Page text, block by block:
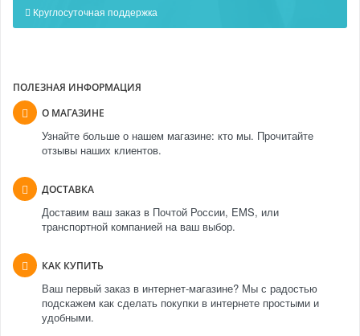
Круглосуточная поддержка
ПОЛЕЗНАЯ ИНФОРМАЦИЯ
О МАГАЗИНЕ
Узнайте больше о нашем магазине: кто мы. Прочитайте
отзывы наших клиентов.
ДОСТАВКА
Доставим ваш заказ в Почтой России, EMS, или
транспортной компанией на ваш выбор.
КАК КУПИТЬ
Ваш первый заказ в интернет-магазине? Мы с радостью
подскажем как сделать покупки в интернете простыми и
удобными.